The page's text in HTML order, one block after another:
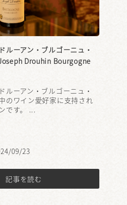
ルーアン・ブルゴーニュ・
Drouhin Bourgogne
ルーアン・ブルゴーニュ・
のワイン愛好家に支持され
です。 ...
09/23
記事を読む